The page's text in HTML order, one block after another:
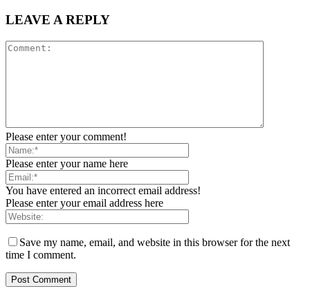
LEAVE A REPLY
Please enter your comment!
Please enter your name here
You have entered an incorrect email address!
Please enter your email address here
Save my name, email, and website in this browser for the next
time I comment.